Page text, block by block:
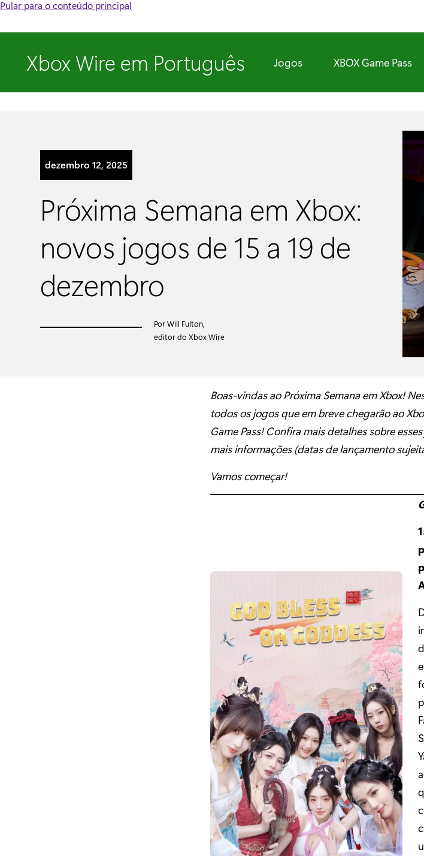
Pular para o conteúdo principal
Xbox Wire em Português Jogos XBOX Game Pass
dezembro 12, 2025
Próxima Semana em Xbox:
novos jogos de 15 a 19 de
dezembro
Por Will Fulton,
editor do Xbox Wire
Boas-vindas ao Próxima Semana em Xbox!
todos os jogos que em breve chegarão ao
Game Pass! Confira mais detalhes sobre
mais informações (datas de lançamento
Vamos começar!